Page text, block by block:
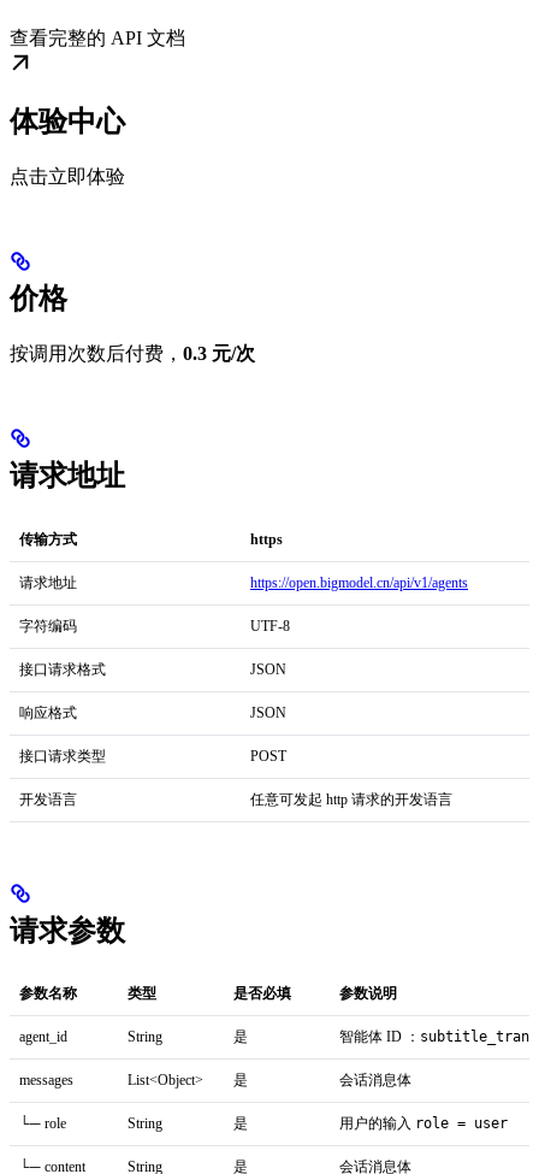
查看完整的 API 文档
体验中心
点击立即体验
价格
按调用次数后付费， 0.3 元/次
请求地址
传输方式 https
请求地址 https://open.bigmodel.cn/api/v1/agents
字符编码 UTF-8
接口请求格式 JSON
响应格式 JSON
接口请求类型 POST
开发语言 任意可发起 http 请求的开发语言
请求参数
参数名称 类型 是否必填 参数说明
agent_id String 是 智能体 ID ：
messages List<Object> 是 会话消息体
└─ role String 是 用户的输入 role = user
└─ content String 是 会话消息体